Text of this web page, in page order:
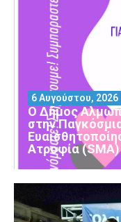
Ο Δήμος
στην
Ατροφία (SMA)
6 Αυγούστου, 2026